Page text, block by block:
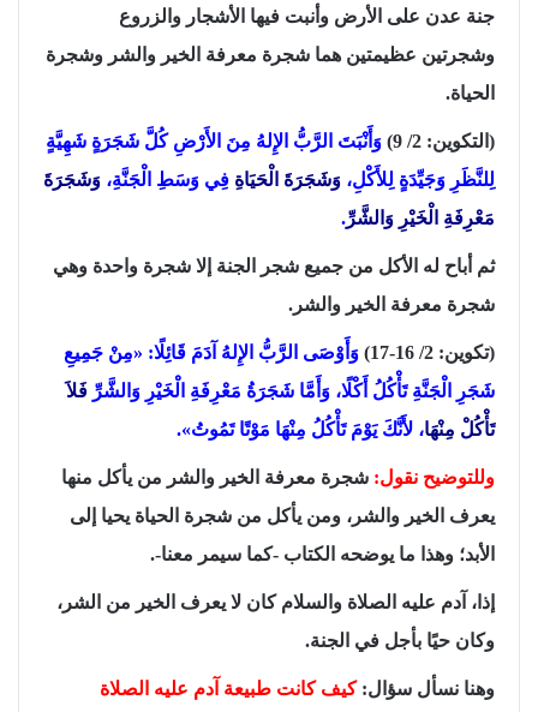
جنة عدن على الأرض وأنبت فيها الأشجار والزروع
وشجرتين عظيمتين هما شجرة معرفة الخير والشر وشجرة
الحياة.
(التكوين: 2/ 9)
وَأَنْبَتَ الرَّبُّ الإِلهُ مِنَ الأَرْضِ كُلَّ شَجَرَةٍ شَهِيَّةٍ
لِلنَّظَرِ وَجَيِّدَةٍ لِلأَكْلِ، وَشَجَرَةَ الْحَيَاةِ فِي وَسَطِ الْجَنَّةِ، وَشَجَرَةَ
مَعْرِفَةِ الْخَيْرِ وَالشَّرِّ.
ثم أباح له الأكل من جميع شجر الجنة إلا شجرة واحدة وهي
شجرة معرفة الخير والشر.
(تكوين: 2/ 16-17)
وَأَوْصَى الرَّبُّ الإِلهُ آدَمَ قَائِلًا: «مِنْ جَمِيعِ
شَجَرِ الْجَنَّةِ تَأْكُلُ أَكْلًا، وَأَمَّا شَجَرَةُ مَعْرِفَةِ الْخَيْرِ وَالشَّرِّ فَلاَ
تَأْكُلْ مِنْهَا، لأَنَّكَ يَوْمَ تَأْكُلُ مِنْهَا مَوْتًا تَمُوتُ».
وللتوضيح نقول: شجرة معرفة الخير والشر من يأكل منها
يعرف الخير والشر، ومن يأكل من شجرة الحياة يحيا إلى
الأبد؛ وهذا ما يوضحه الكتاب -كما سيمر معنا-.
إذا، آدم عليه الصلاة والسلام كان لا يعرف الخير من الشر،
وكان حيًا بأجل في الجنة.
وهنا نسأل سؤال:كيف كانت طبيعة آدم عليه الصلاة